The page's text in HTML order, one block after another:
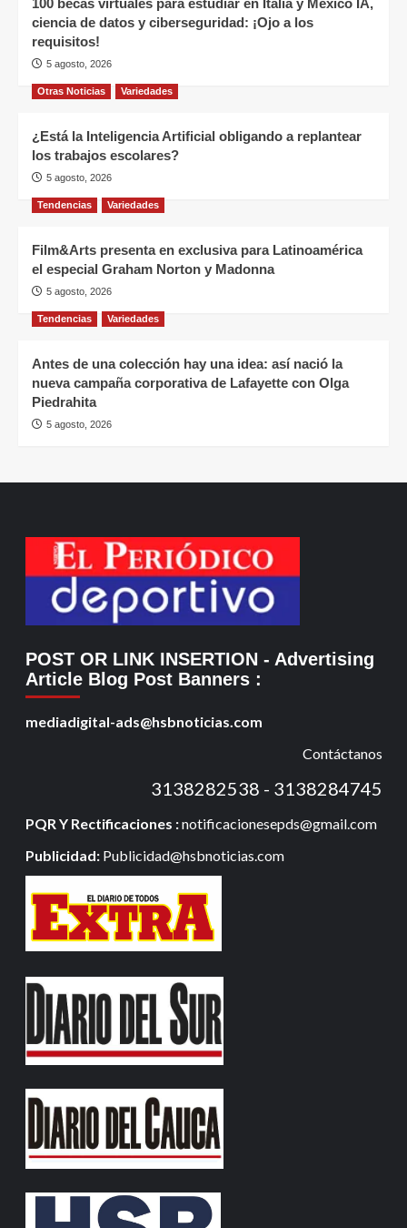
100 becas virtuales para estudiar en Italia y México IA,
ciencia de datos y ciberseguridad: ¡Ojo a los
requisitos!
5 agosto, 2026
Otras Noticias Variedades
¿Está la Inteligencia Artificial obligando a replantear
los trabajos escolares?
5 agosto, 2026
Tendencias Variedades
Film&Arts presenta en exclusiva para Latinoamérica
el especial Graham Norton y Madonna
5 agosto, 2026
Tendencias Variedades
Antes de una colección hay una idea: así nació la
nueva campaña corporativa de Lafayette con Olga
Piedrahita
5 agosto, 2026
POST OR LINK INSERTION - Advertising
Article Blog Post Banners :
mediadigital-ads@hsbnoticias.com
Contáctanos
3138282538 - 3138284745
PQR Y Rectificaciones :notificacionesepds@gmail.com
Publicidad: Publicidad@hsbnoticias.com